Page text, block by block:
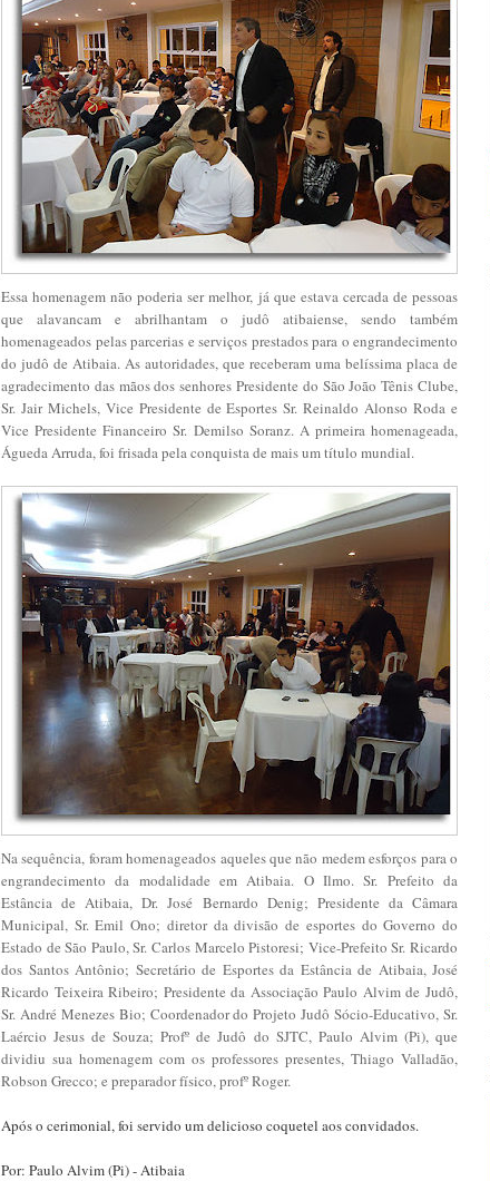
Essa homenagem não poderia ser melhor, já que estava cercada de pessoas
que alavancam e abrilhantam o judô atibaiense, sendo também
homenageados pelas parcerias e serviços prestados para o engrandecimento
do judô de Atibaia. As autoridades, que receberam uma belíssima placa de
agradecimento das mãos dos senhores Presidente do São João Tênis Clube,
Sr. Jair Michels, Vice Presidente de Esportes Sr. Reinaldo Alonso Roda e
Vice Presidente Financeiro Sr. Demilso Soranz. A primeira homenageada,
Águeda Arruda, foi frisada pela conquista de mais um título mundial.
Na sequência, foram homenageados aqueles que não medem esforços para o
engrandecimento da modalidade em Atibaia. O Ilmo. Sr. Prefeito da
Estância de Atibaia, Dr. José Bernardo Denig; Presidente da Câmara
Municipal, Sr. Emil Ono; diretor da divisão de esportes do Governo do
Estado de São Paulo, Sr. Carlos Marcelo Pistoresi; Vice-Prefeito Sr. Ricardo
dos Santos Antônio; Secretário de Esportes da Estância de Atibaia, José
Ricardo Teixeira Ribeiro; Presidente da Associação Paulo Alvim de Judô,
Sr. André Menezes Bio; Coordenador do Projeto Judô Sócio-Educativo, Sr.
Laércio Jesus de Souza; Profº de Judô do SJTC, Paulo Alvim (Pi), que
dividiu sua homenagem com os professores presentes, Thiago Valladão,
Robson Grecco; e preparador físico, profº Roger.
Após o cerimonial, foi servido um delicioso coquetel aos convidados.
Por: Paulo Alvim (Pi) - Atibaia